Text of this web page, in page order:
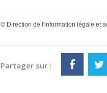
© Direction de l'information légale et
Partager sur :